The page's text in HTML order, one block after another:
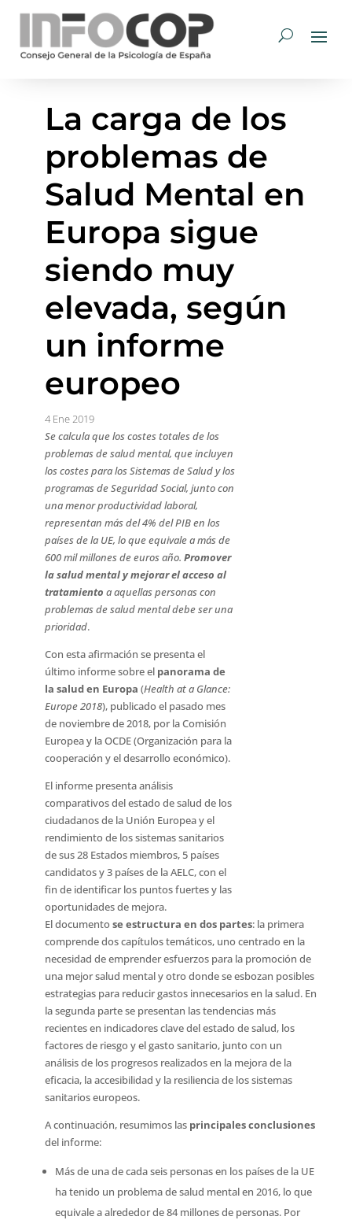
La carga de los
problemas de
Salud Mental en
Europa sigue
siendo muy
elevada, según
un informe
europeo
4 Ene 2019
Se calcula que los costes totales de los
problemas de salud mental, que incluyen
los costes para los Sistemas de Salud y los
programas de Seguridad Social, junto con
una menor productividad laboral,
representan más del 4% del PIB en los
países de la UE, lo que equivale a más de
600 mil millones de euros año. Promover
la salud mental y mejorar el acceso al
tratamiento a aquellas personas con
problemas de salud mental debe ser una
prioridad.
Con esta afirmación se presenta el
último informe sobre el panorama de
la salud en Europa (Health at a Glance:
Europe 2018), publicado el pasado mes
de noviembre de 2018, por la Comisión
Europea y la OCDE (Organización para la
cooperación y el desarrollo económico).
El informe presenta análisis
comparativos del estado de salud de los
ciudadanos de la Unión Europea y el
rendimiento de los sistemas sanitarios
de sus 28 Estados miembros, 5 países
candidatos y 3 países de la AELC, con el
fin de identificar los puntos fuertes y las
oportunidades de mejora.
El documentose estructura en dos partes: la primera
comprende dos capítulos temáticos, uno centrado en la
necesidad de emprender esfuerzos para la promoción de
una mejor salud mental y otro donde se esbozan posibles
estrategias para reducir gastos innecesarios en la salud. En
la segunda parte se presentan las tendencias más
recientes en indicadores clave del estado de salud, los
factores de riesgo y el gasto sanitario, junto con un
análisis de los progresos realizados en la mejora de la
eficacia, la accesibilidad y la resiliencia de los sistemas
sanitarios europeos.
A continuación, resumimos las principales conclusiones
del informe:
Más de una de cada seis personas en los países de la UE
ha tenido un problema de salud mental en 2016, lo que
equivale a alrededor de 84 millones de personas. Por